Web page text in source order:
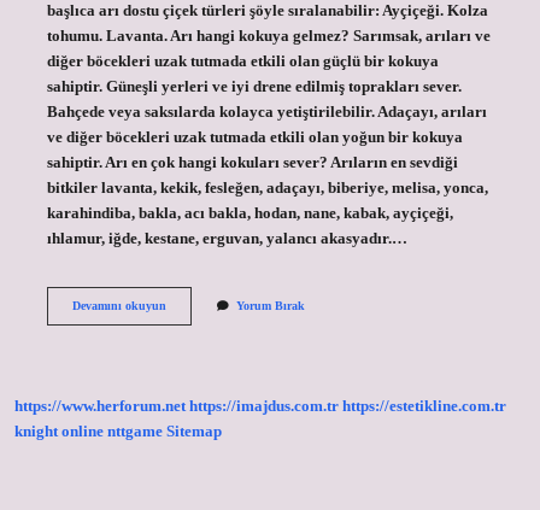
başlıca arı dostu çiçek türleri şöyle sıralanabilir: Ayçiçeği. Kolza
tohumu. Lavanta. Arı hangi kokuya gelmez? Sarımsak, arıları ve
diğer böcekleri uzak tutmada etkili olan güçlü bir kokuya
sahiptir. Güneşli yerleri ve iyi drene edilmiş toprakları sever.
Bahçede veya saksılarda kolayca yetiştirilebilir. Adaçayı, arıları
ve diğer böcekleri uzak tutmada etkili olan yoğun bir kokuya
sahiptir. Arı en çok hangi kokuları sever? Arıların en sevdiği
bitkiler lavanta, kekik, fesleğen, adaçayı, biberiye, melisa, yonca,
karahindiba, bakla, acı bakla, hodan, nane, kabak, ayçiçeği,
ıhlamur, iğde, kestane, erguvan, yalancı akasyadır.…
Devamını okuyunArılar
Yorum Bırak
https://www.herforum.net https://imajdus.com.tr https://estetikline.com.tr
knight online nttgame Sitemap